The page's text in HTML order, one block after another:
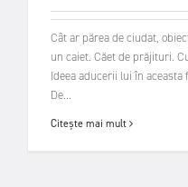
Cât ar părea de ciudat,
un caiet. Căet de prăjituri.
Ideea aducerii lui în aceasta
De...
Citește mai mult